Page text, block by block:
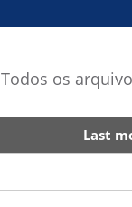
Todos os
Last